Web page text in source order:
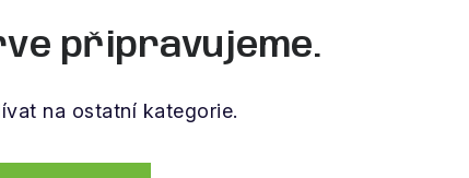
připravujeme.
na ostatní kategorie.